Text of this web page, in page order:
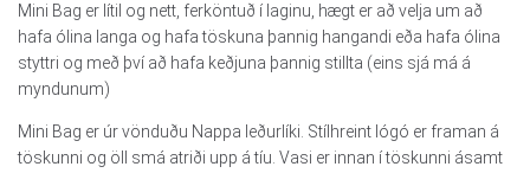
Mini Bag er lítil og nett, ferköntuð í laginu, hægt er að velja um að
hafa ólina langa og hafa töskuna þannig hangandi eða hafa ólina
styttri og með því að hafa keðjuna þannig stillta (eins sjá má á
myndunum)
Mini Bag er úr vönduðu Nappa leðurlíki. Stílhreint lógó er framan á
töskunni og öll smá atriði upp á tíu. Vasi er innan í töskunni ásamt